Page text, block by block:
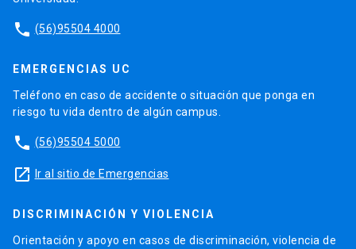
phone (56)95504 4000
EMERGENCIAS UC
Teléfono en caso de accidente o situación que ponga en
riesgo tu vida dentro de algún campus.
phone (56)95504 5000
launch Ir al sitio de Emergencias
DISCRIMINACIÓN Y VIOLENCIA
Orientación y apoyo en casos de discriminación, violencia de